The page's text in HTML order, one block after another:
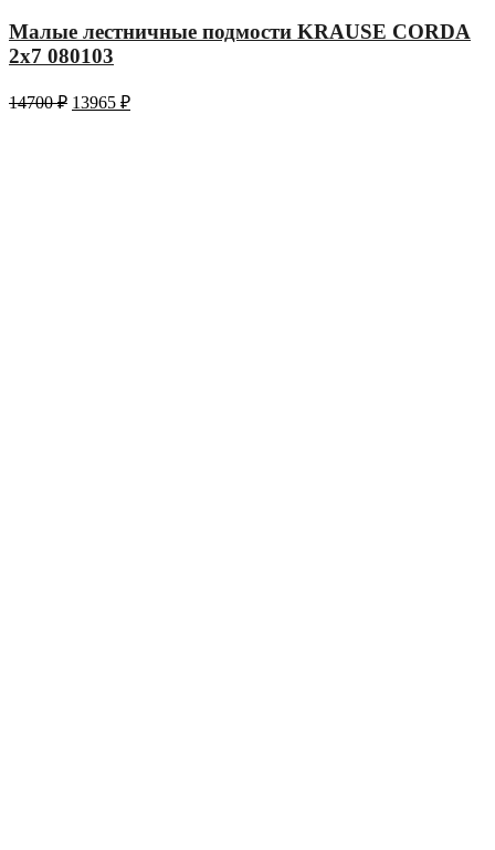
Малые лестничные подмости KRAUSE CORDA
2х7 080103
14700₽ 13965 ₽